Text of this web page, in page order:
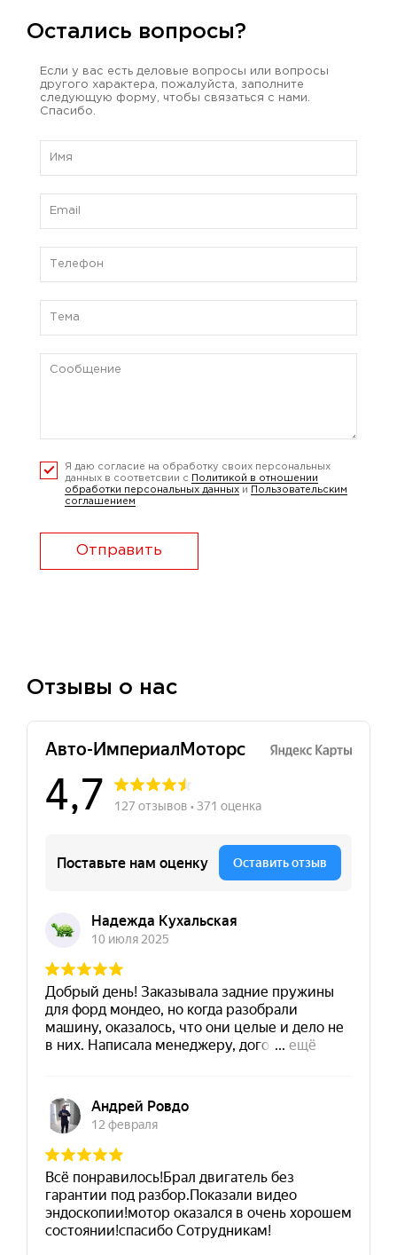
Остались вопросы?
Если у вас есть деловые вопросы или вопросы
другого характера, пожалуйста, заполните
следующую форму, чтобы связаться с нами.
Спасибо.
Я даю согласие на обработку своих персональных
данных в соответсвии с
Политикой в отношении
обработки персональных данных и
Пользовательским
соглашением
Отправить
Отзывы о нас